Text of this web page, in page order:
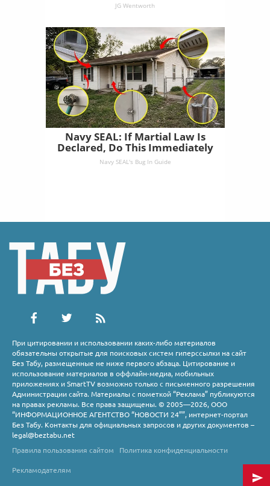
JG Wentworth
Navy SEAL: If Martial Law Is
Declared, Do This Immediately
Navy SEAL's Bug In Guide
При цитировании и использовании каких-либо материалов
обязательны открытые для поисковых систем гиперссылки на сайт
Без Табу, размещенные не ниже первого абзаца. Цитирование и
использование материалов в оффлайн-медиа, мобильных
приложениях и SmartTV возможно только с письменного разрешения
Администрации сайта. Материалы с пометкой “Реклама” публикуются
на правах рекламы. Все права защищены. © 2005—2026, ООО
“ИНФОРМАЦИОННОЕ АГЕНТСТВО “НОВОСТИ 24””, интернет-портал
Без Табу. Контакты для официальных запросов и других документов –
legal@beztabu.net
Правила пользования сайтом
Политика конфиденциальности
Рекламодателям